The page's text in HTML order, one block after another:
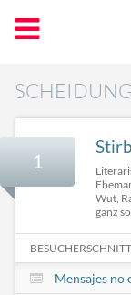
SCHEIDUNG
1
Wut,
ganz
Mensajes no